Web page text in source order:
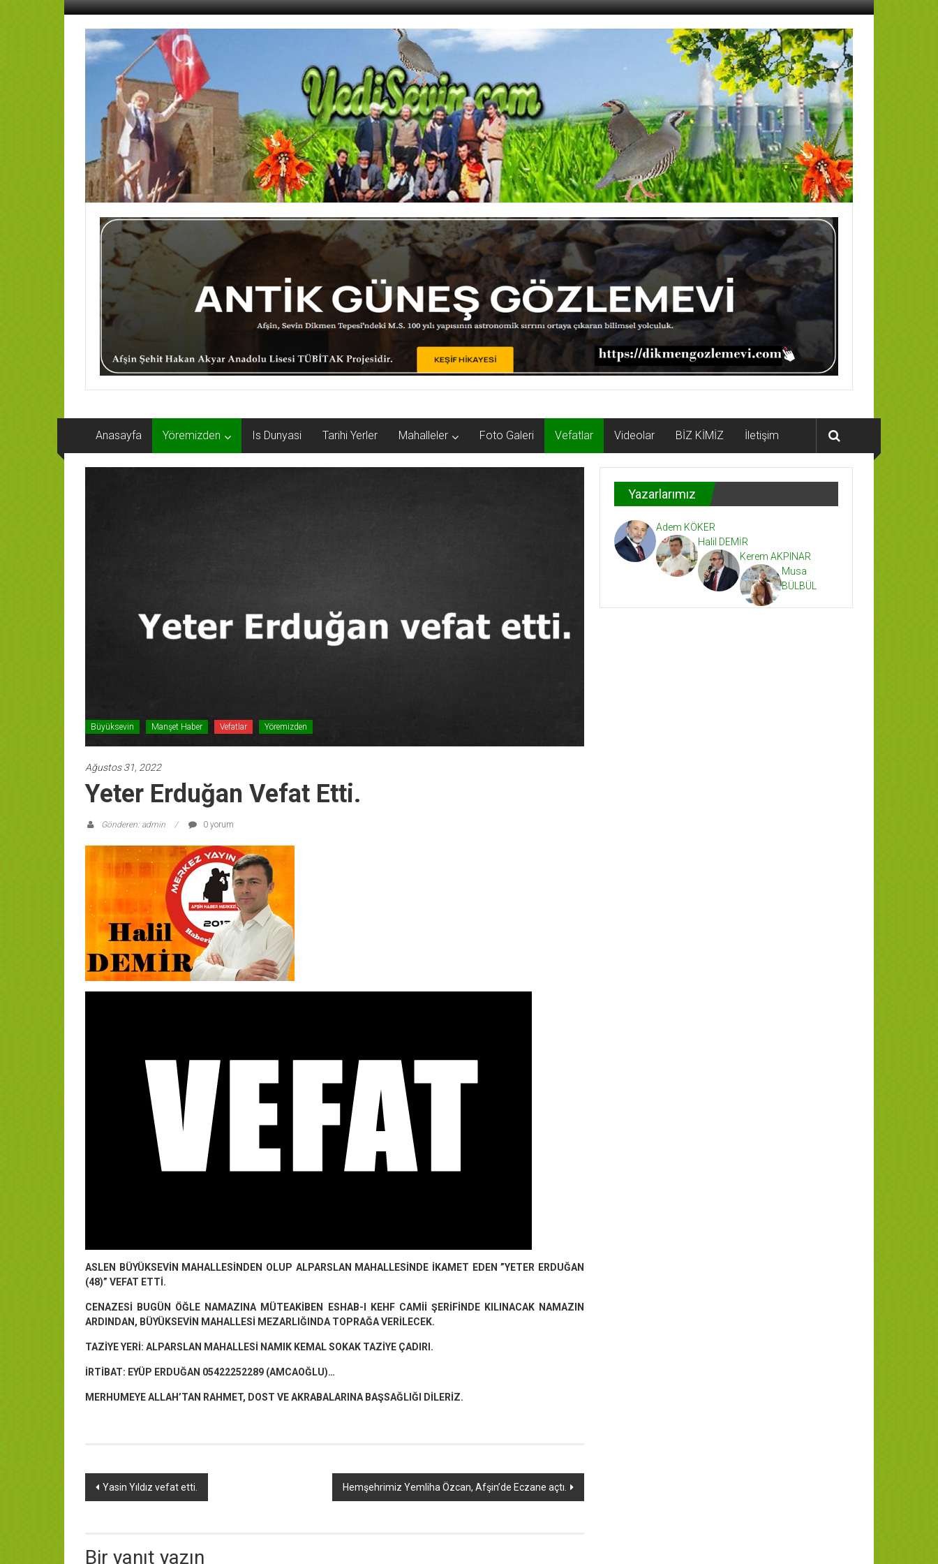
İçeriğe
AFŞİN
YEDİSEVİN
HABER
Kahramanmaraş,Afşin,Sevin
Köyleri
Tanıtım
ve
Haber
Portalı
Anasayfa Yöremizden Is Dunyasi Tarihi Yerler Mahalleler Foto Galeri Vefatlar Videolar BİZ KİMİZ İletişim
Büyüksevin Manşet Haber Vefatlar Yöremizden
Ağustos 31, 2022
Yeter Erduğan Vefat Etti.
Gönderen: admin 0 yorum
ASLEN BÜYÜKSEVİN MAHALLESİNDEN OLUP ALPARSLAN MAHALLESİNDE İKAMET EDEN ”YETER ERDUĞAN
(48)” VEFAT ETTİ.
CENAZESİ BUGÜN ÖĞLE NAMAZINA MÜTEAKİBEN ESHAB-I KEHF CAMİİ ŞERİFİNDE KILINACAK NAMAZIN
ARDINDAN, BÜYÜKSEVİN MAHALLESİ MEZARLIĞINDA TOPRAĞA VERİLECEK.
TAZİYE YERİ: ALPARSLAN MAHALLESİ NAMIK KEMAL SOKAK TAZİYE ÇADIRI.
İRTİBAT: EYÜP ERDUĞAN 05422252289 (AMCAOĞLU)…
MERHUMEYE ALLAH’TAN RAHMET, DOST VE AKRABALARINA BAŞSAĞLIĞI DİLERİZ.
Yazı
Yasin Yıldız vefat etti. Hemşehrimiz Yemliha Özcan, Afşin’de Eczane açtı.
Bir yanıt yazın
Yazarlarımız
Adem KÖKER
Halil DEMİR
Kerem AKPINAR
Musa
BÜLBÜL